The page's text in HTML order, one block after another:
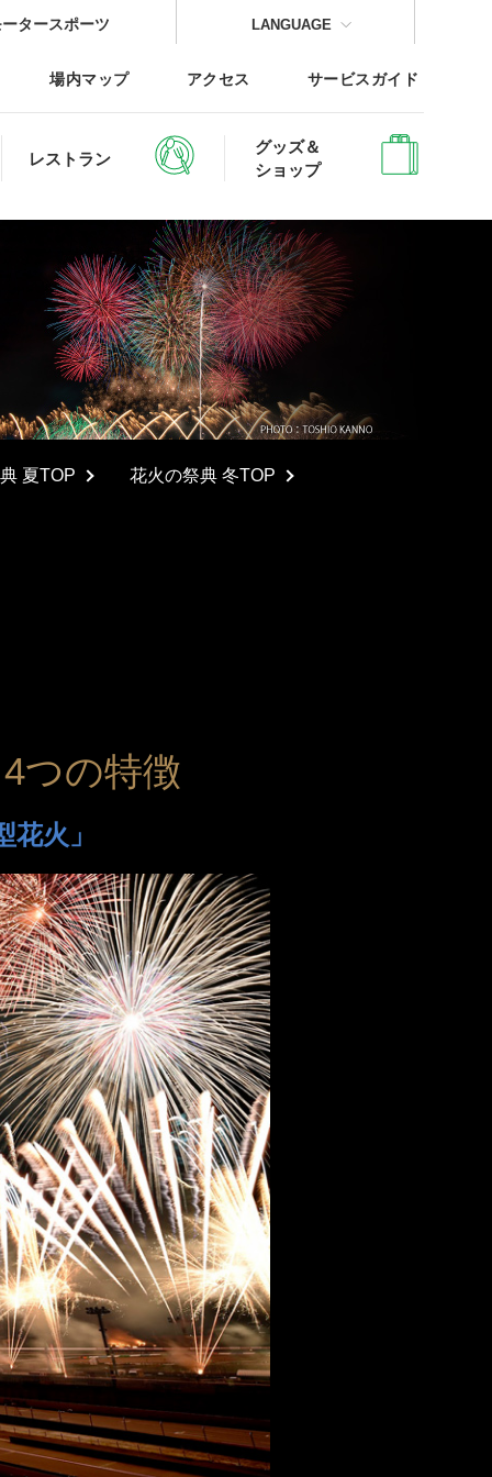
タースポーツ LANGUAGE
場内マップ アクセス サービスガイド
レストラン
グッズ＆
ショップ
CLOSE
CLOSE
クのアトラクション
ぎの楽しみ方
CLOSE
パー耐久
もてぎチャンピオンカップ
ジムカーナ
会員 レースオフィシャル募集
CLOSE
ッジTOP
アクティビティ（自然体験・キャン
プ）
CLOSE
CLOSE
夏TOP 花火の祭典 冬TOP
4つの特徴
火」